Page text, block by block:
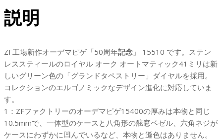
カ
オ
デ
マ
ピ
ゲ
ロ
イ
ヤ
ル
説明
ZF工場新作オーデマピゲ「50周年記念 」 15510 です。ステン
レススティールのロイヤル オーク オートマティック41ミリは新
しいグリーン色の「グランドタペストリー」ダイヤルを採用。
コレクションのエルゴノミックなデザイン進化に対応していま
す。
1：ZFファクトリーのオーデマピゲ15400の厚みは本物と同じ
10.5mmで、一体型のケースと八角形の舷窓ベゼル、六角ネジが
ケースにわずかに凹んでいるなど、本物と遜色はありません。